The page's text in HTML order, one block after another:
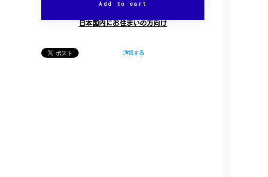
Add to cart
日本国内にお住まいの方向け
通報する